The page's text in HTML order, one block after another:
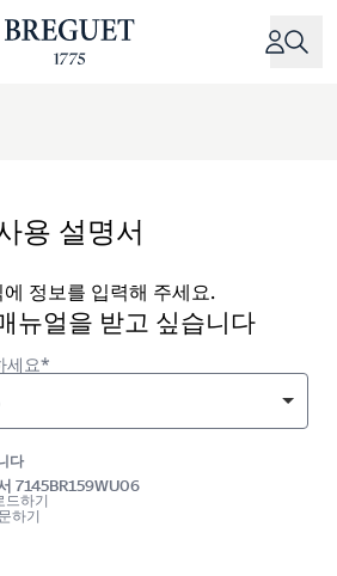
용 설명서
정보를 입력해 주세요.
뉴얼을 받고 싶습니다
세요*
다
7145BR159WU06
드하기
하기